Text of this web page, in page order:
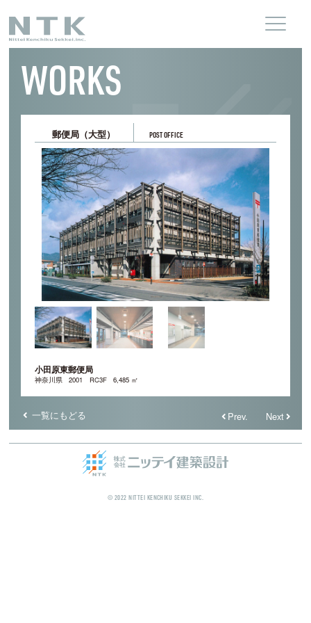
WORKS
郵便局（大型） POST OFFICE
小田原東郵便局
神奈川県 2001 RC3F 6,485 ㎡
一覧にもどる Prev. Next
© 2022 NITTEI KENCHIKU SEKKEI INC.